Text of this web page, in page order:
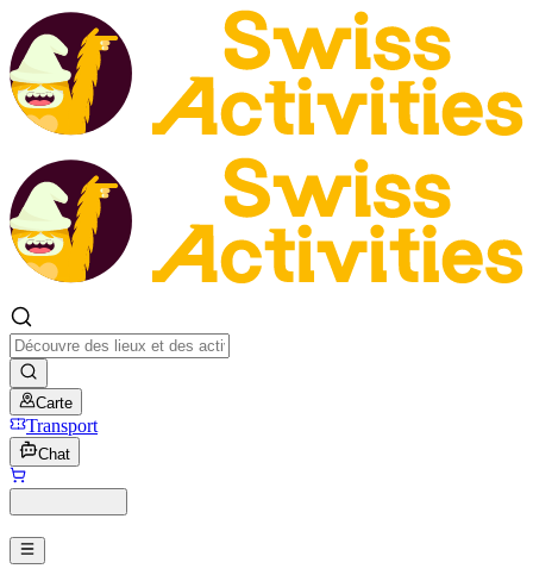
Carte
Transport
Chat